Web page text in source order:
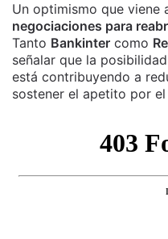
Un optimismo que viene
negociaciones para
Tanto Bankinter como
señalar que la
está contribuyendo a
sostener el apetito por el